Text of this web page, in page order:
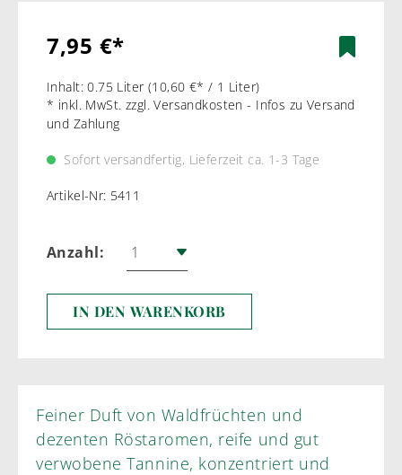
7,95 €*
Inhalt:0.75 Liter (10,60 €* / 1 Liter)
* inkl. MwSt. zzgl. Versandkosten - Infos zu Versand
und Zahlung
Sofort versandfertig, Lieferzeit ca. 1-3 Tage
Artikel-Nr: 5411
Anzahl:
IN DEN WARENKORB
Feiner Duft von Waldfrüchten und
dezenten Röstaromen, reife und gut
verwobene Tannine, konzentriert und